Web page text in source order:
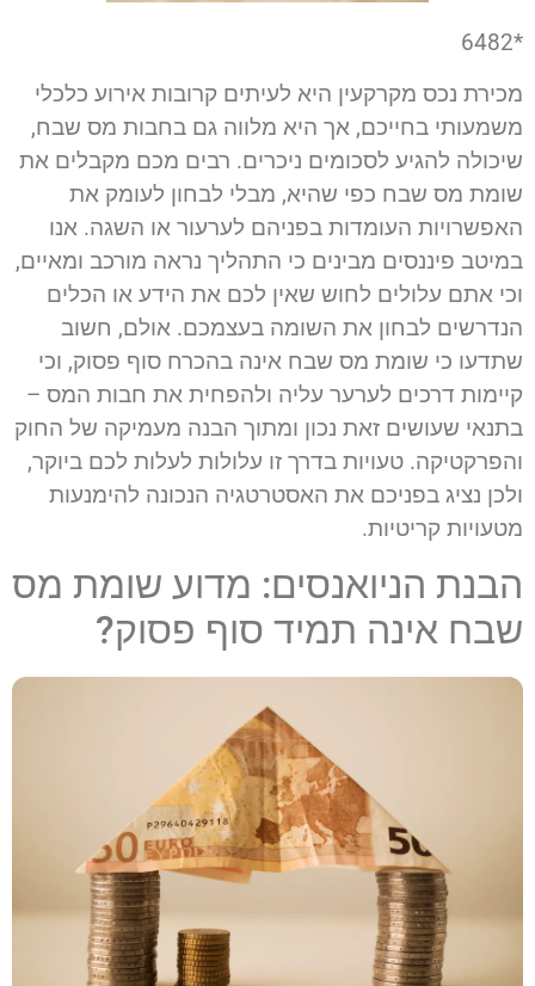
*6482
מכירת נכס מקרקעין היא לעיתים קרובות אירוע כלכלי
משמעותי בחייכם, אך היא מלווה גם בחבות מס שבח,
שיכולה להגיע לסכומים ניכרים. רבים מכם מקבלים את
שומת מס שבח כפי שהיא, מבלי לבחון לעומק את
האפשרויות העומדות בפניהם לערעור או השגה. אנו
במיטב פיננסים מבינים כי התהליך נראה מורכב ומאיים,
וכי אתם עלולים לחוש שאין לכם את הידע או הכלים
הנדרשים לבחון את השומה בעצמכם. אולם, חשוב
שתדעו כי שומת מס שבח אינה בהכרח סוף פסוק, וכי
קיימות דרכים לערער עליה ולהפחית את חבות המס –
בתנאי שעושים זאת נכון ומתוך הבנה מעמיקה של החוק
והפרקטיקה. טעויות בדרך זו עלולות לעלות לכם ביוקר,
ולכן נציג בפניכם את האסטרטגיה הנכונה להימנעות
מטעויות קריטיות.
הבנת הניואנסים: מדוע שומת מס
שבח אינה תמיד סוף פסוק?